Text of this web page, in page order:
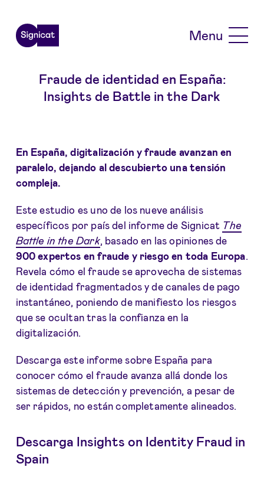
Menu
Fraude de identidad en España:
Insights de Battle in the Dark
En España, digitalización y fraude avanzan en
paralelo, dejando al descubierto una tensión
compleja.
Este estudio es uno de los nueve análisis
específicos por país del informe de Signicat The
Battle in the Dark, basado en las opiniones de
900 expertos en fraude y riesgo en toda Europa
Revela cómo el fraude se aprovecha de sistemas
de identidad fragmentados y de canales de pago
instantáneo, poniendo de manifiesto los riesgos
que se ocultan tras la confianza en la
digitalización.
Descarga este informe sobre España para
conocer cómo el fraude avanza allá donde los
sistemas de detección y prevención, a pesar de
ser rápidos, no están completamente alineados.
Descarga Insights on Identity Fraud in
Spain